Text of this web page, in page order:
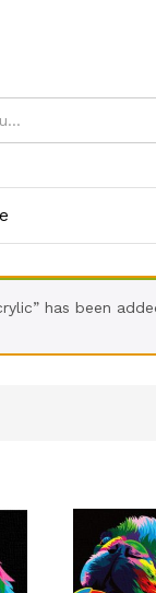
has been